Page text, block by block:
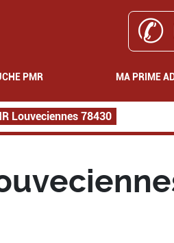
✆
PMR MA PRIME
Louveciennes 78430